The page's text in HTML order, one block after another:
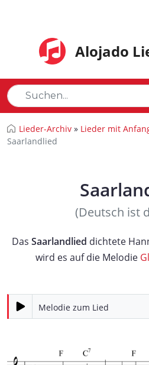
Alojado
Lieder-Archiv » Lieder mit
Saarlandlied
(Deutsch ist
Das Saarlandlied dichtete
wird es auf die Melodie
Melodie zum Lied